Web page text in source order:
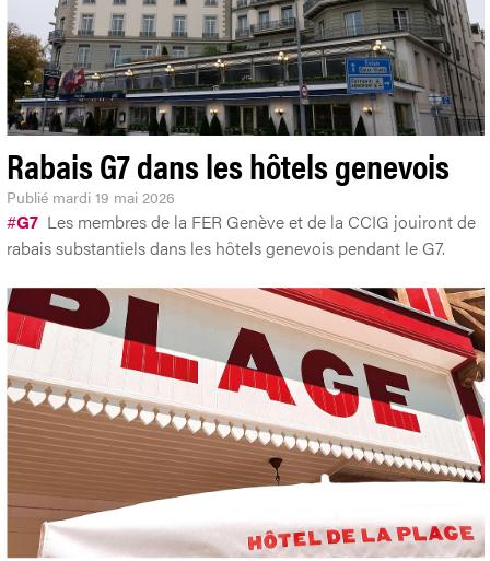
Rabais G7 dans les hôtels genevois
Publié mardi 19 mai 2026
#G7 Les membres de la FER Genève et de la CCIG jouiront de
rabais substantiels dans les hôtels genevois pendant le G7.